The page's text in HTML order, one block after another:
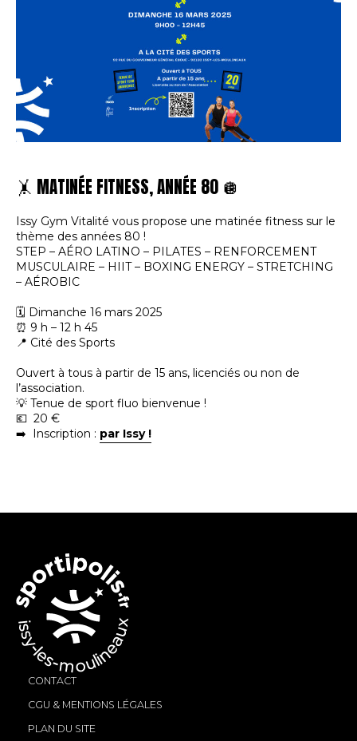
🤸 MATINÉE FITNESS, ANNÉE 80 🪩
Issy Gym Vitalité vous propose une matinée fitness sur le
thème des années 80 !
STEP – AÉRO LATINO – PILATES – RENFORCEMENT
MUSCULAIRE – HIIT – BOXING ENERGY – STRETCHING
– AÉROBIC
🗓️ Dimanche 16 mars 2025
⏰ 9 h – 12 h 45
📍 Cité des Sports
Ouvert à tous à partir de 15 ans, licenciés ou non de
l’association.
💡 Tenue de sport fluo bienvenue !
💶 20 €
➡️ Inscription : par Issy !
CONTACT
CGU & MENTIONS LÉGALES
PLAN DU SITE